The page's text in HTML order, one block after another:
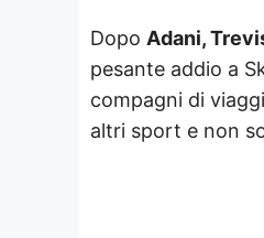
Dopo Adani,
pesante addio a
compagni di
altri sport e non